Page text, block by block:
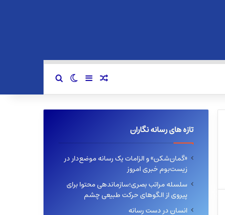
نوشته تصادفی
سایدبارتغییر پوسته
تازه های رسانه نگاران
«گمان‌شکن» و الزامات یک رسانه موضع‌دار در
زیست‌بوم خبری امروز
سلسله مراتب بصری؛سازماندهی محتوا برای
پیروی از الگوهای حرکت طبیعی چشم
انسان در دست رسانه